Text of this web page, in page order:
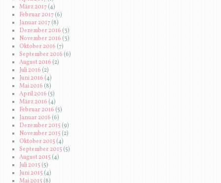
März 2017(4)
Februar 2017(6)
Januar 2017(8)
Dezember 2016 (3)
November 2016 (3)
Oktober 2016(7)
September 2016 (6)
August 2016(2)
Juli 2016(2)
Juni 2016 (4)
Mai 2016 (8)
April 2016(5)
März 2016 (4)
Februar 2016(5)
Januar 2016 (6)
Dezember 2015 (9)
November 2015 (2)
Oktober 2015 (4)
September 2015 (5)
August 2015 (4)
Juli 2015 (5)
Juni 2015 (4)
Mai 2015(8)